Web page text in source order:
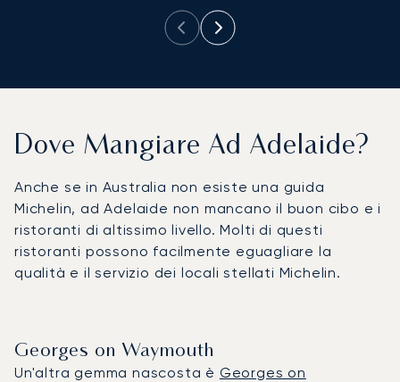
Dove Mangiare Ad Adelaide?
Anche se in Australia non esiste una guida
Michelin, ad Adelaide non mancano il buon cibo e i
ristoranti di altissimo livello. Molti di questi
ristoranti possono facilmente eguagliare la
qualità e il servizio dei locali stellati Michelin.
Georges on Waymouth
Un'altra gemma nascosta è Georges on